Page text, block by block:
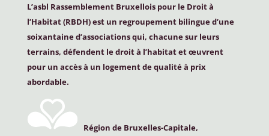
L’asbl Rassemblement Bruxellois pour le Droit à
l’Habitat (RBDH) est un regroupement bilingue d’une
soixantaine d’associations qui, chacune sur leurs
terrains, défendent le droit à l’habitat et œuvrent
pour un accès à un logement de qualité à prix
abordable.
Région de Bruxelles-Capitale,